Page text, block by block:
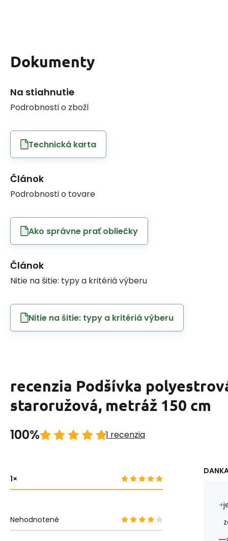
Dokumenty
Na stiahnutie
Podrobnosti o zboží
Technická karta
Článok
Podrobnosti o tovare
Ako správne prať obliečky
Článok
Nitie na šitie: typy a kritériá výberu
Nitie na šitie: typy a kritériá výberu
recenzia Podšívka
staroružová, metráž 150 cm
100% 1 recenzia
1
Nehodnotené